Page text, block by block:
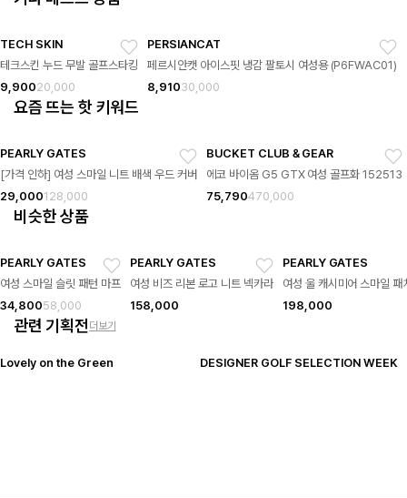
TECH SKIN
테크스킨 누드 무발 골프스타킹
9,90020,000
PERSIANCAT
페르시안캣 아이스핏 냉감 팔토시 여성용 (P6FWAC01)
8,91030,000
요즘 뜨는 핫 키워드
PEARLY GATES
[가격 인하] 여성 스마일 니트 배색 우드 커버
29,000128,000
BUCKET CLUB & GEAR
에코 바이옴 G5 GTX 여성 골프화 152513
75,790470,000
비슷한 상품
PEARLY GATES
여성 스마일 슬릿 패턴 마프
34,80058,000
PEARLY GATES
여성 비즈 리본 로고 니트 넥카라
158,000
PEARLY GATES
여성 울 캐시미어 스마일 패
198,000
관련 기획전 더보기
Lovely on the Green DESIGNER GOLF SELECTION WEEK